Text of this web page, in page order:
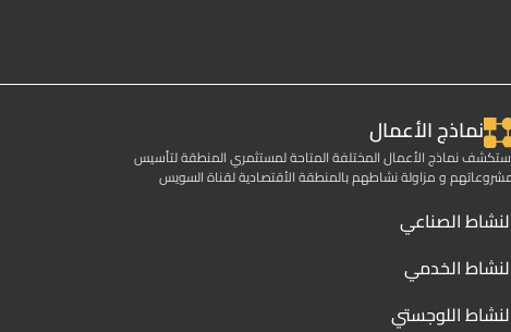
نماذج الأعمال
نماذج الأعمال المختلفة المتاحة لمستثمري المنطقة لتأسيس
و مزاولة نشاطهم بالمنطقة الأقتصادية لقناة السويس
الصناعي
الخدمي
اللوجستي